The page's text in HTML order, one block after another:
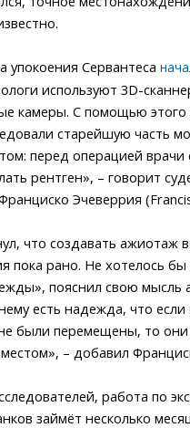
упокоения Сервантеса
используют 3D-
камеры. С помощью этого
старейшую часть
перед операцией врачи
рентген», – говорит
Эчеверрия
что создавать ажиотаж
пока рано. Не хотелось бы
пояснил свою мысль
есть надежда, что если
были перемещены, то они
– добавил
работа по
займёт несколько